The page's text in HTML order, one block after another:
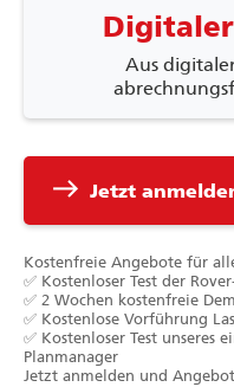
Aus
east Jetzt
Kostenfreie Angebote für
✅ Kostenloser Test der
✅ 2 Wochen kostenfreie
✅ Kostenlose Vorführung
✅ Kostenloser Test unseres
Planmanager
Jetzt anmelden und